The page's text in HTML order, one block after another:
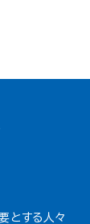
とする人々